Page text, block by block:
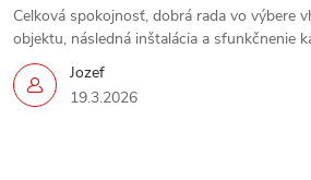
Jozef
19.3.2026
Celková spokojnosť, dobrá rada vo výbere
objektu, následná inštalácia a sfunkčnenie